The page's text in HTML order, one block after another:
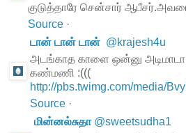
குடுத்தாரே சென்சார் ஆபீசர்.அவரை
Source ·
டான் டான் டான் @krajesh4u
அடங்காத காளை ஒன்னு
கண்மணி :(((
http://pbs.twimg.com/media/
Source ·
மின்னல்சுதா @sweetsudha1